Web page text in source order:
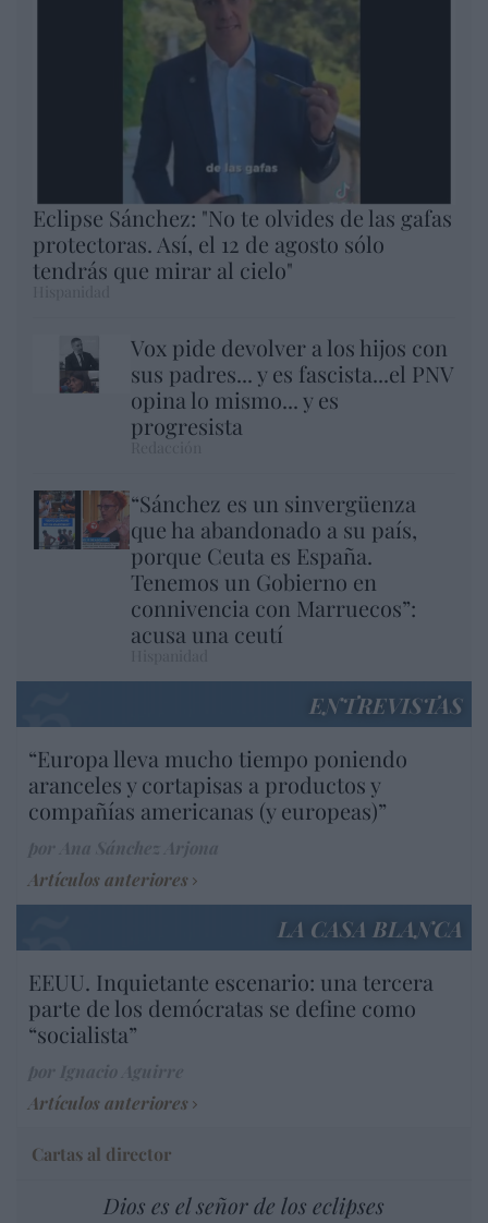
Eclipse Sánchez: "No te olvides de las gafas
protectoras. Así, el 12 de agosto sólo
tendrás que mirar al cielo"
Vox pide devolver a los hijos con
sus padres... y es fascista...el PNV
opina lo mismo... y es
progresista
“Sánchez es un sinvergüenza
que ha abandonado a su país,
porque Ceuta es España.
Tenemos un Gobierno en
connivencia con Marruecos”:
acusa una ceutí
ENTREVISTAS
“Europa lleva mucho tiempo poniendo
aranceles y cortapisas a productos y
compañías americanas (y europeas)”
Artículos anteriores
LA CASA BLANCA
EEUU. Inquietante escenario: una tercera
parte de los demócratas se define como
“socialista”
Artículos anteriores
Cartas al director
Dios es el señor de los eclipses